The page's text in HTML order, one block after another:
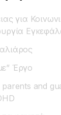
για
Έργο
and